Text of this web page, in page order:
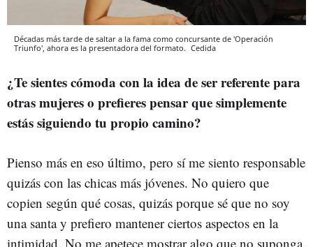
Décadas más tarde de saltar a la fama como concursante de 'Operación
Triunfo', ahora es la presentadora del formato. Cedida
¿Te sientes cómoda con la idea de ser referente para
otras mujeres o prefieres pensar que simplemente
estás siguiendo tu propio camino?
Pienso más en eso último, pero sí me siento responsable
quizás con las chicas más jóvenes. No quiero que
copien según qué cosas, quizás porque sé que no soy
una santa y prefiero mantener ciertos aspectos en la
intimidad. No me apetece mostrar algo que no suponga